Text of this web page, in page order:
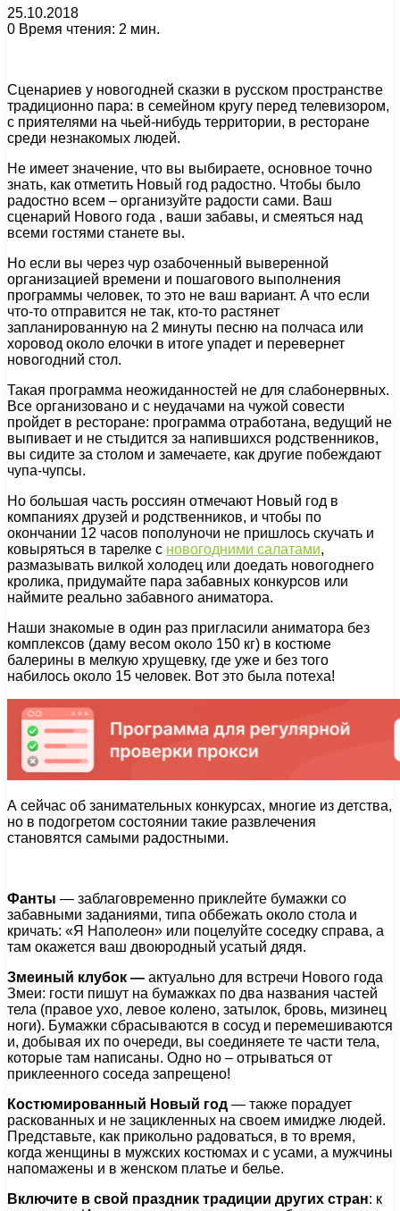
25.10.2018
0 Время чтения: 2 мин.
Сценариев у новогодней сказки в русском пространстве
традиционно пара: в семейном кругу перед телевизором,
с приятелями на чьей-нибудь территории, в ресторане
среди незнакомых людей.
Не имеет значение, что вы выбираете, основное точно
знать, как отметить Новый год радостно. Чтобы было
радостно всем – организуйте радости сами. Ваш
сценарий Нового года , ваши забавы, и смеяться над
всеми гостями станете вы.
Но если вы через чур озабоченный выверенной
организацией времени и пошагового выполнения
программы человек, то это не ваш вариант. А что если
что-то отправится не так, кто-то растянет
запланированную на 2 минуты песню на полчаса или
хоровод около елочки в итоге упадет и перевернет
новогодний стол.
Такая программа неожиданностей не для слабонервных.
Все организовано и с неудачами на чужой совести
пройдет в ресторане: программа отработана, ведущий не
выпивает и не стыдится за напившихся родственников,
вы сидите за столом и замечаете, как другие побеждают
чупа-чупсы.
Но большая часть россиян отмечают Новый год в
компаниях друзей и родственников, и чтобы по
окончании 12 часов пополуночи не пришлось скучать и
ковыряться в тарелке с новогодними салатами,
размазывать вилкой холодец или доедать новогоднего
кролика, придумайте пара забавных конкурсов или
наймите реально забавного аниматора.
Наши знакомые в один раз пригласили аниматора без
комплексов (даму весом около 150 кг) в костюме
балерины в мелкую хрущевку, где уже и без того
набилось около 15 человек. Вот это была потеха!
А сейчас об занимательных конкурсах, многие из детства,
но в подогретом состоянии такие развлечения
становятся самыми радостными.
Фанты — заблаговременно приклейте бумажки со
забавными заданиями, типа оббежать около стола и
кричать: «Я Наполеон» или поцелуйте соседку справа, а
там окажется ваш двоюродный усатый дядя.
Змеиный клубок — актуально для встречи Нового года
Змеи: гости пишут на бумажках по два названия частей
тела (правое ухо, левое колено, затылок, бровь, мизинец
ноги). Бумажки сбрасываются в сосуд и перемешиваются
и, добывая их по очереди, вы соединяете те части тела,
которые там написаны. Одно но – отрываться от
приклеенного соседа запрещено!
Костюмированный Новый год — также порадует
раскованных и не зацикленных на своем имидже людей.
Представьте, как прикольно радоваться, в то время,
когда женщины в мужских костюмах и с усами, а мужчины
напомажены и в женском платье и белье.
Включите в свой праздник традиции других стран: к